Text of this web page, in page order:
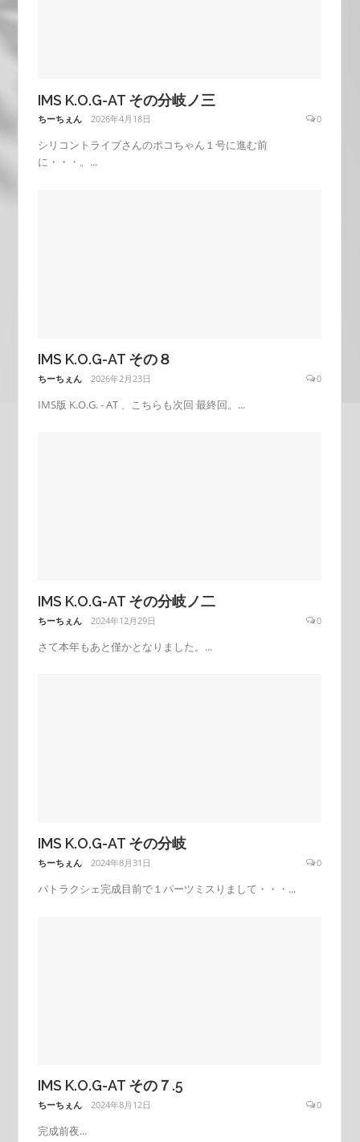
IMS K.O.G-AT その分岐ノ三
ちーちぇん 2026年4月18日 0
シリコントライブさんのポコちゃん１号に進む前
に・・・。...
IMS K.O.G-AT その８
ちーちぇん 2026年2月23日 0
IMS版 K.O.G. - AT 、こちらも次回 最終回。...
IMS K.O.G-AT その分岐ノ二
ちーちぇん 2024年12月29日 0
さて本年もあと僅かとなりました。...
IMS K.O.G-AT その分岐
ちーちぇん 2024年8月31日 0
パトラクシェ完成目前で１パーツミスりまして・・・...
IMS K.O.G-AT その７.5
ちーちぇん 2024年8月12日 0
完成前夜...